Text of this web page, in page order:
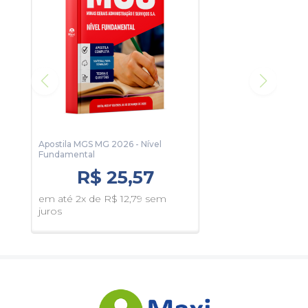
Vagas: 34 Vagas
Inscrições: De 23/03/2026 a 22/04/2026
Salário: R$ 1.772,80
Taxa de Inscrição: R$ 59,00
Prova: 31/05/2026
Organizadora:IBFC
Apostila MGS MG 2026 - Nível
Fundamental
R$ 25,57
em até 2x de R$ 12,79 sem
juros